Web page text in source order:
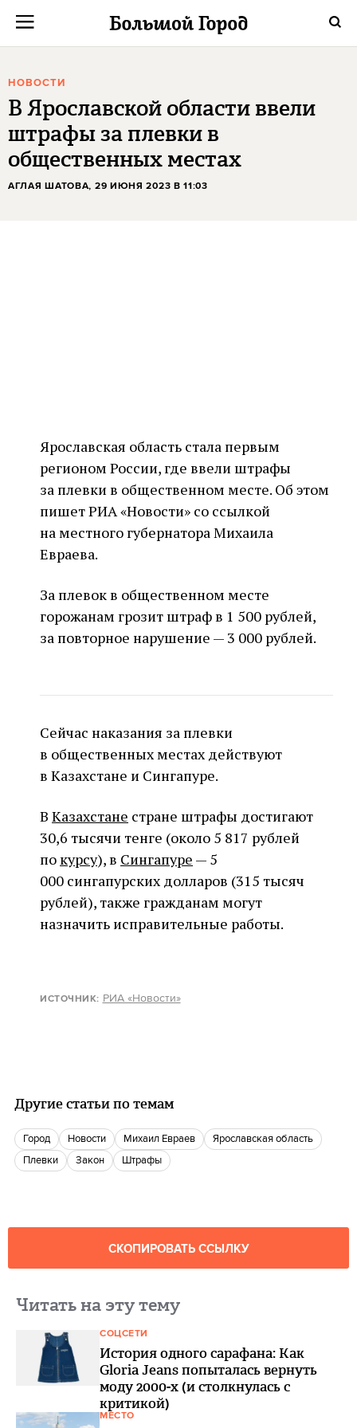
НОВОСТИ
В Ярославской области ввели
штрафы за плевки в
общественных местах
АГЛАЯ ШАТОВА, 29 ИЮНЯ 2023 В 11:03
Ярославская область стала первым
регионом России, где ввели штрафы
за плевки в общественном месте. Об этом
пишет РИА «Новости» со ссылкой
на местного губернатора Михаила
Евраева.
За плевок в общественном месте
горожанам грозит штраф в 1 500 рублей,
за повторное нарушение — 3 000 рублей.
Сейчас наказания за плевки
в общественных местах действуют
в Казахстане и Сингапуре.
В Казахстане стране штрафы достигают
30,6 тысячи тенге (около 5 817 рублей
покурсу), в Сингапуре — 5
000 сингапурских долларов (315 тысяч
рублей), также гражданам могут
назначить исправительные работы.
ИСТОЧНИК: РИА «Новости»
Другие статьи по темам
город новости Михаил Евраев
Ярославская область
плевки
закон Штрафы
СКОПИРОВАТЬ ССЫЛКУ
Читать на эту тему
СОЦСЕТИ
История одного сарафана: Как
Gloria Jeans попыталась вернуть
моду 2000-х (и столкнулась с
критикой)
МЕСТО